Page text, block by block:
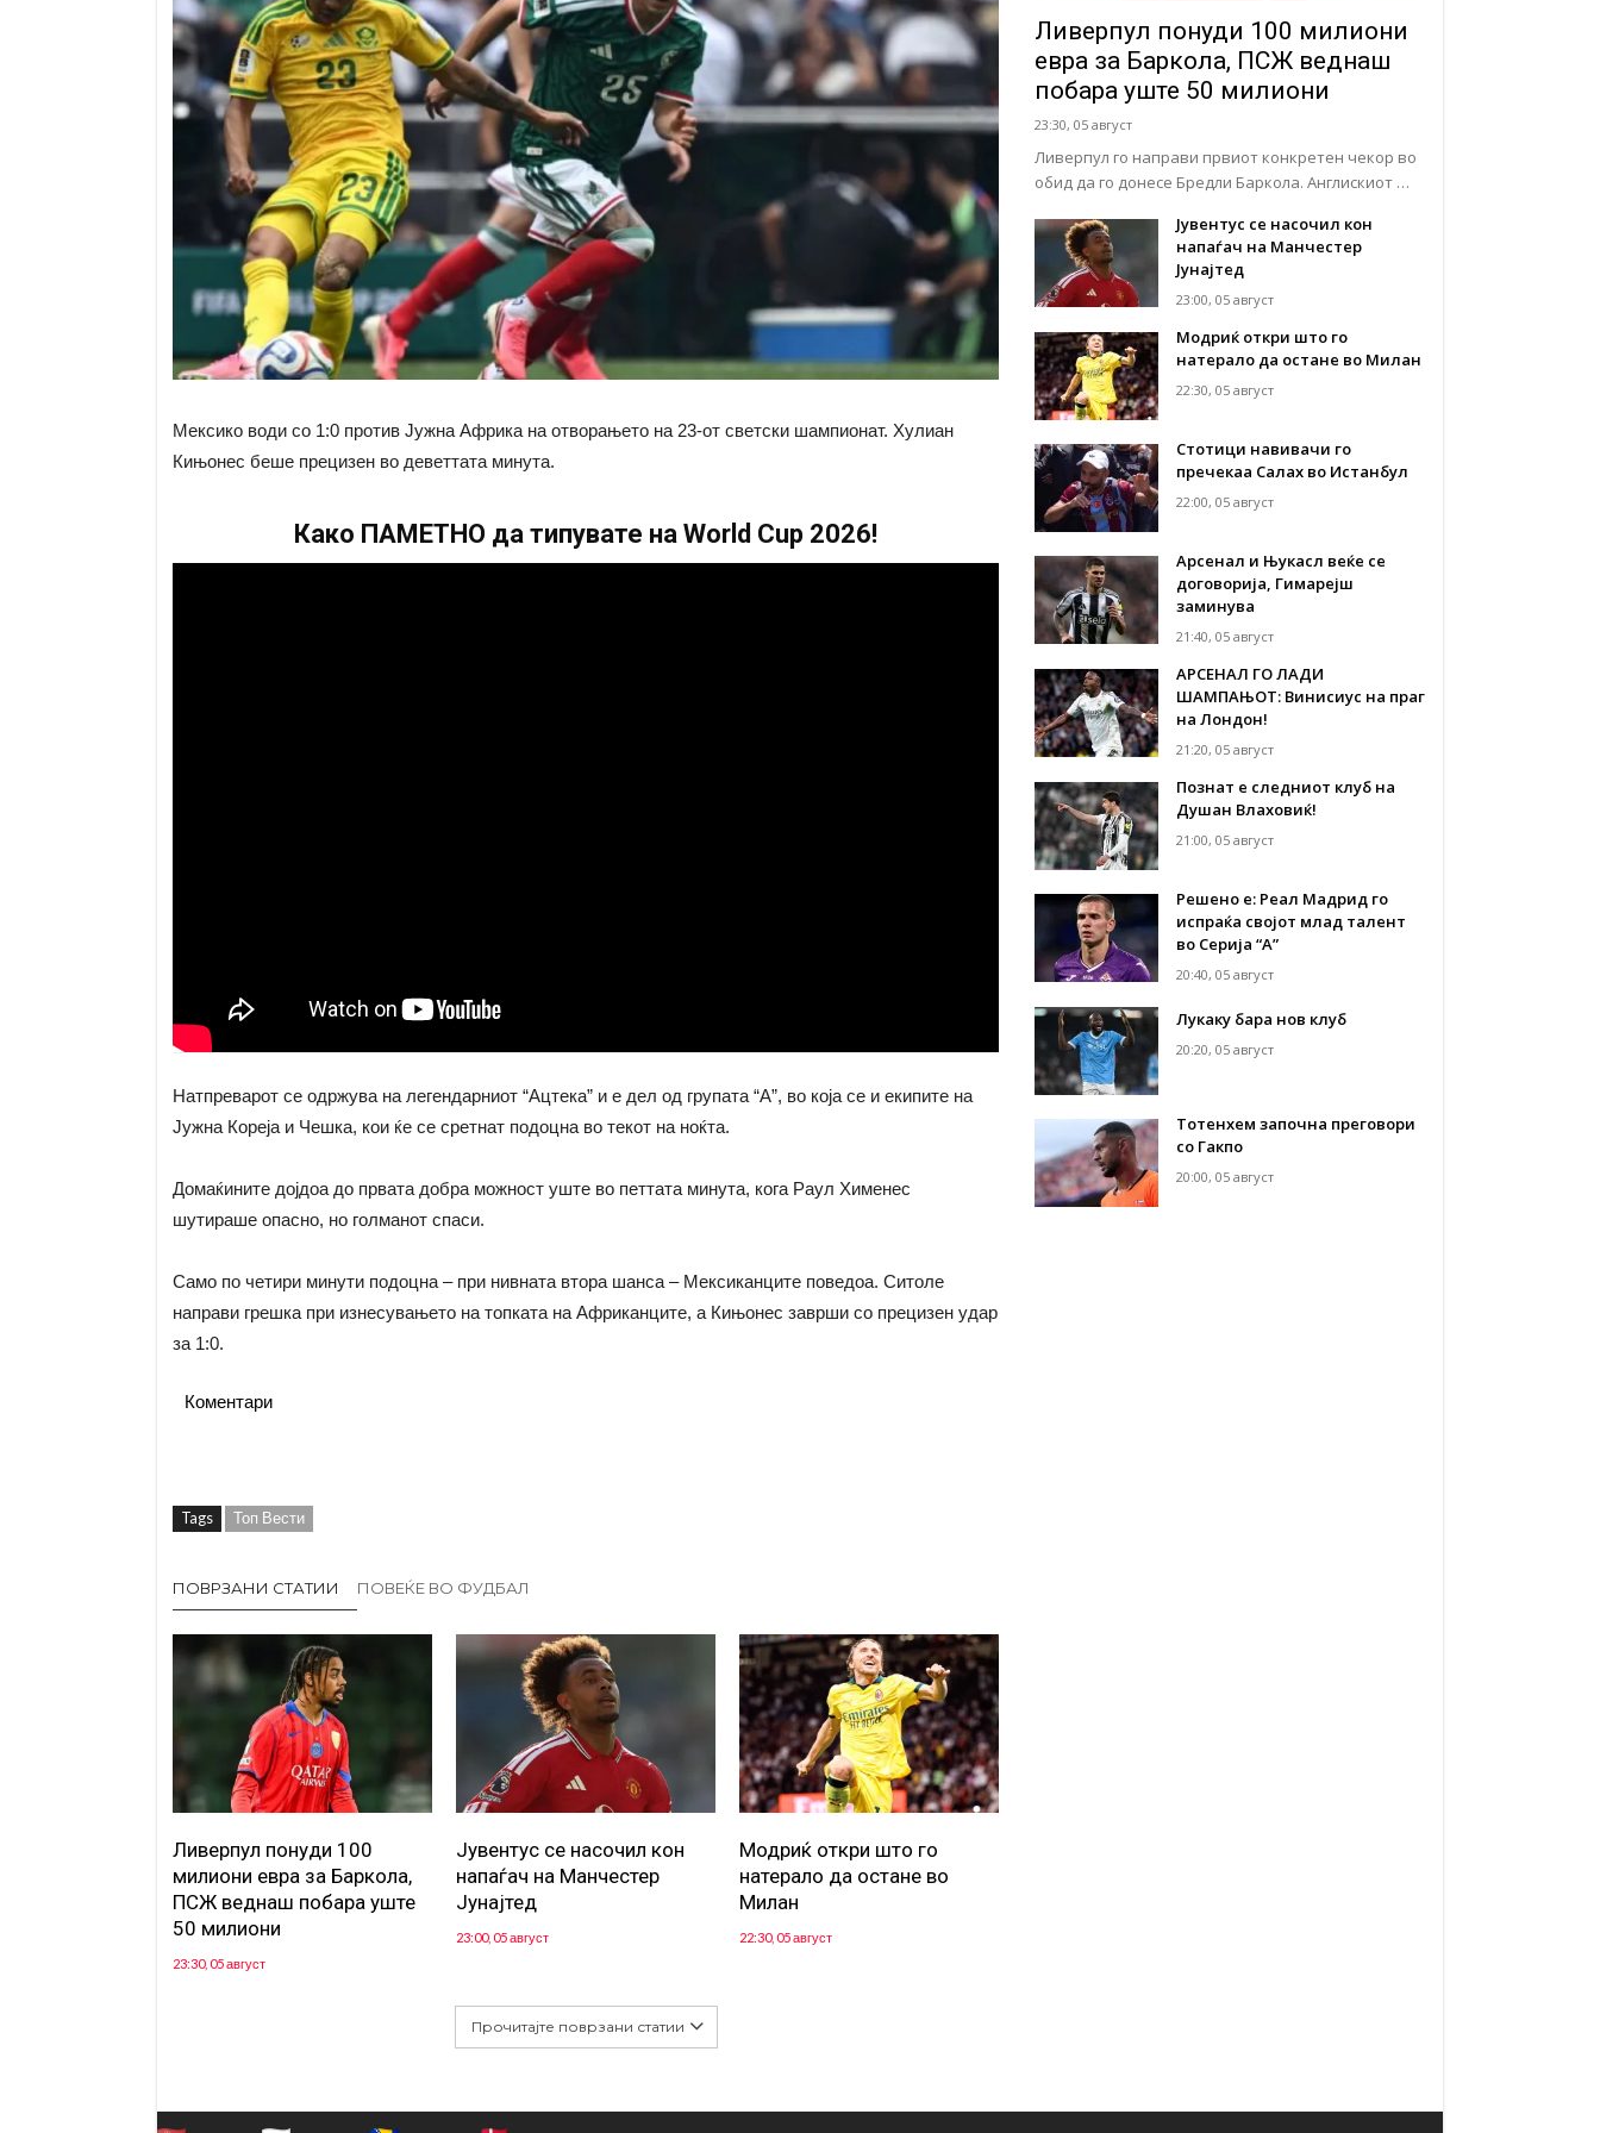
Мексико води со 1:0 против Јужна Африка на отворањето на 23-от светски шампионат. Хулиан
Кињонес беше прецизен во деветтата минута.
Како ПАМЕТНО да типувате на World Cup 2026!
Натпреварот се одржува на легендарниот “Ацтека” и е дел од групата “А”, во која се и екипите на
Јужна Кореја и Чешка, кои ќе се сретнат подоцна во текот на ноќта.
Домаќините дојдоа до првата добра можност уште во петтата минута, кога Раул Хименес
шутираше опасно, но голманот спаси.
Само по четири минути подоцна – при нивната втора шанса – Мексиканците поведоа. Ситоле
направи грешка при изнесувањето на топката на Африканците, а Кињонес заврши со прецизен удар
за 1:0.
Коментари
Tags Топ Вести
ПОВРЗАНИ СТАТИИ ПОВЕЌЕ ВО ФУДБАЛ
Ливерпул понуди 100
милиони евра за Баркола,
ПСЖ веднаш побара уште
50 милиони
23:30, 05 август
Јувентус се насочил кон
напаѓач на Манчестер
Јунајтед
23:00, 05 август
Модриќ откри што го
натерало да остане во
Милан
22:30, 05 август
Прочитајте поврзани статии
Ливерпул понуди 100 милиони
евра за Баркола, ПСЖ веднаш
побара уште 50 милиони
23:30, 05 август
Ливерпул го направи првиот конкретен чекор во
обид да го донесе Бредли Баркола. Англискиот …
Јувентус се насочил кон
напаѓач на Манчестер
Јунајтед
23:00, 05 август
Модриќ откри што го
натерало да остане во Милан
22:30, 05 август
Стотици навивачи го
пречекаа Салах во Истанбул
22:00, 05 август
Арсенал и Њукасл веќе се
договорија, Гимарејш
заминува
21:40, 05 август
АРСЕНАЛ ГО ЛАДИ
ШАМПАЊОТ: Винисиус на праг
на Лондон!
21:20, 05 август
Познат е следниот клуб на
Душан Влаховиќ!
21:00, 05 август
Решено е: Реал Мадрид го
испраќа својот млад талент
во Серија “А”
20:40, 05 август
Лукаку бара нов клуб
20:20, 05 август
Тотенхем започна преговори
со Гакпо
20:00, 05 август